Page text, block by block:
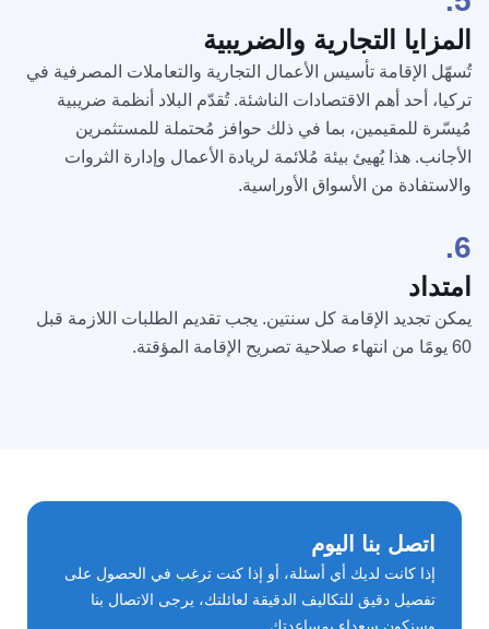
5.
المزايا التجارية والضريبية
تُسهّل الإقامة تأسيس الأعمال التجارية والتعاملات المصرفية في
تركيا، أحد أهم الاقتصادات الناشئة. تُقدّم البلاد أنظمة ضريبية
مُيسّرة للمقيمين، بما في ذلك حوافز مُحتملة للمستثمرين
الأجانب. هذا يُهيئ بيئة مُلائمة لريادة الأعمال وإدارة الثروات
6.
امتداد
يمكن تجديد الإقامة كل سنتين. يجب تقديم الطلبات اللازمة قبل
اتصل بنا اليوم
إذا كانت لديك أي أسئلة، أو إذا كنت ترغب في الحصول على